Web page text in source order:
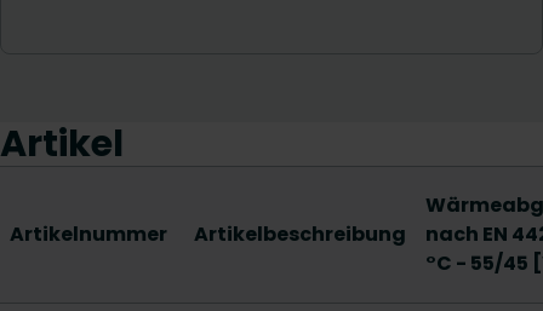
Artikel
Artikelnummer Artikelbeschreibung
nach EN
°C - 55/45